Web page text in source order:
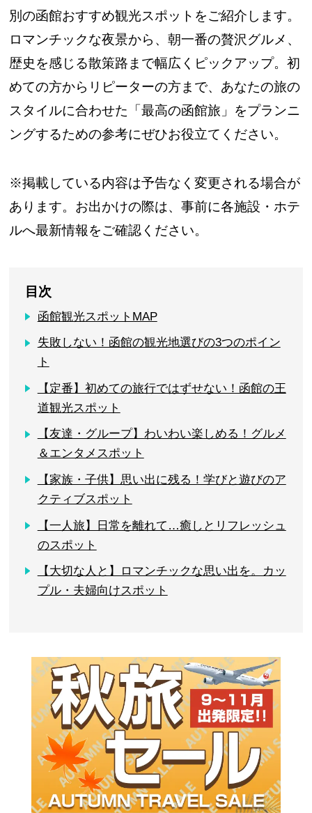
別の函館おすすめ観光スポットをご紹介します。
ロマンチックな夜景から、朝一番の贅沢グルメ、
歴史を感じる散策路まで幅広くピックアップ。初
めての方からリピーターの方まで、あなたの旅の
スタイルに合わせた「最高の函館旅」をプランニ
ングするための参考にぜひお役立てください。
※掲載している内容は予告なく変更される場合が
あります。お出かけの際は、事前に各施設・ホテ
ルへ最新情報をご確認ください。
目次
函館観光スポットMAP
失敗しない！函館の観光地選びの3つのポイン
ト
【定番】初めての旅行ではずせない！函館の王
道観光スポット
【友達・グループ】わいわい楽しめる！グルメ
＆エンタメスポット
【家族・子供】思い出に残る！学びと遊びのア
クティブスポット
【一人旅】日常を離れて…癒しとリフレッシュ
のスポット
【大切な人と】ロマンチックな思い出を。カッ
プル・夫婦向けスポット